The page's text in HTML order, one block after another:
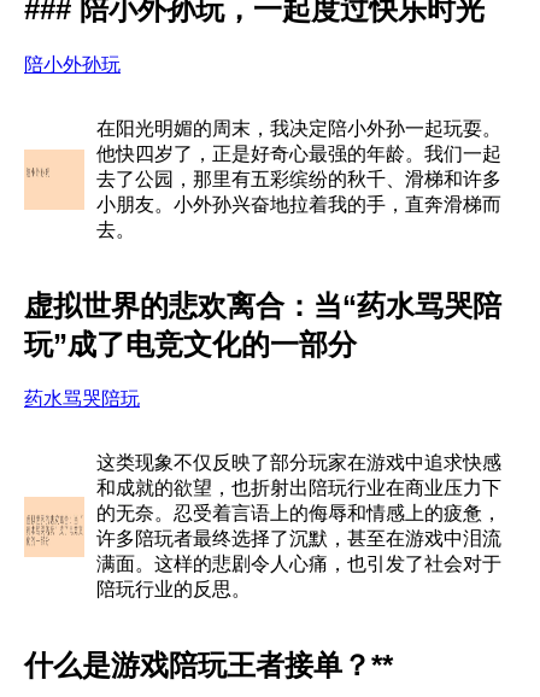
### 陪小外孙玩，一起度过快乐时光
陪小外孙玩
在阳光明媚的周末，我决定陪小外孙一起玩耍。
他快四岁了，正是好奇心最强的年龄。我们一起
去了公园，那里有五彩缤纷的秋千、滑梯和许多
小朋友。小外孙兴奋地拉着我的手，直奔滑梯而
去。
虚拟世界的悲欢离合：当“药水骂哭陪
玩”成了电竞文化的一部分
药水骂哭陪玩
这类现象不仅反映了部分玩家在游戏中追求快感
和成就的欲望，也折射出陪玩行业在商业压力下
的无奈。忍受着言语上的侮辱和情感上的疲惫，
许多陪玩者最终选择了沉默，甚至在游戏中泪流
满面。这样的悲剧令人心痛，也引发了社会对于
陪玩行业的反思。
什么是游戏陪玩王者接单？**